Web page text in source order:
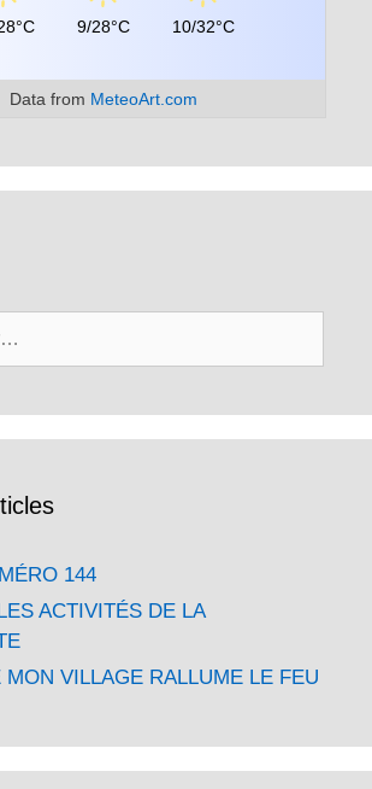
9/28°C 10/32°C
Data from MeteoArt.com
144
ACTIVITÉS DE LA
MON VILLAGE RALLUME LE FEU